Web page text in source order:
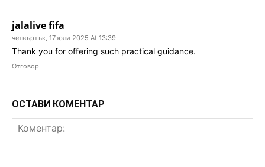
jalalive fifa
четвъртък, 17 юли 2025 At 13:39
Thank you for offering such practical guidance.
Отговор
ОСТАВИ КОМЕНТАР